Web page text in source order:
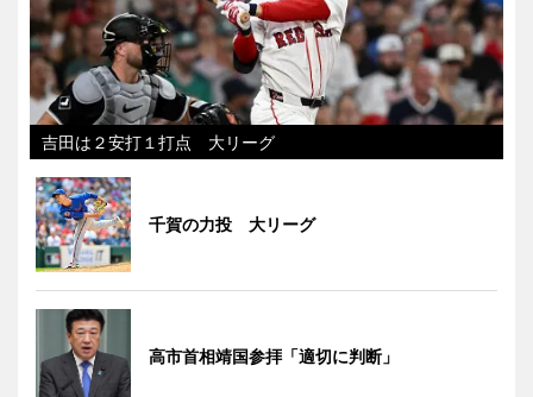
吉田は２安打１打点 大リーグ
千賀の力投 大リーグ
高市首相靖国参拝「適切に判断」